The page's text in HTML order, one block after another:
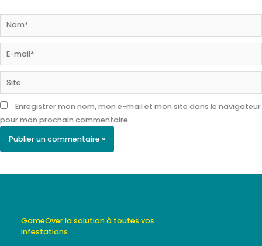
Nom*
Enregistrer mon nom, mon e-mail et mon site dans le navigateur
pour mon prochain commentaire.
GameOver la solution à toutes vos
infestations